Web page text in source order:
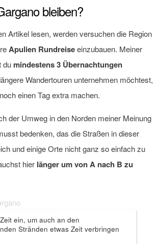
bleiben?
Artikel lesen, werden versuchen die Region
Apulien Rundreiseeinzubauen. Meiner
du mindestens 3 Übernachtungen
Wandertouren unternehmen möchtest,
einen Tag extra machen.
der Umweg in den Norden meiner Meinung
bedenken, das die Straßen in dieser
und einige Orte nicht ganz so einfach zu
hier länger um von A nach B zu
ein, um auch an den
Stränden etwas Zeit verbringen